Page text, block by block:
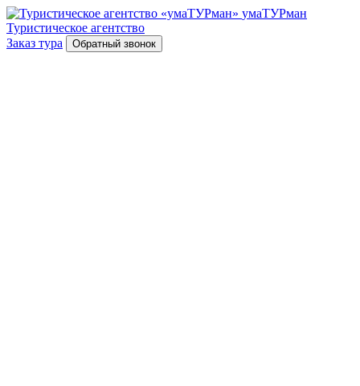
умаТУРман
Туристическое агентство
Заказ тура
Обратный звонок